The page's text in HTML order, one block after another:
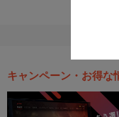
キャンペーン・お得な